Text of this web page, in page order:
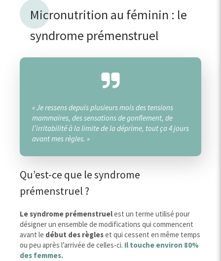
Micronutrition au féminin : le
syndrome prémenstruel
« Je ressens depuis plusieurs mois des tensions
mammaires, des sensations de gonflement, de
l’irritabilité à la limite de la déprime, tout ça 4 jours
avant mes règles. »
Qu’est-ce que le syndrome
prémenstruel ?
Le syndrome prémenstruelest un terme utilisé pour
désigner un ensemble de modifications qui commencent
avant le début des règleset qui cessent en même temps
ou peu après l’arrivée de celles-ci. Il touche environ 80%
des femmes.